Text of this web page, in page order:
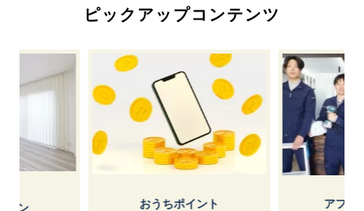
ピックアップコンテンツ
おうちポイント アフターサービス